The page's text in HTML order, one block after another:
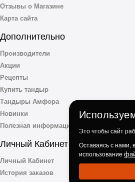
Отзывы о Магазине
Карта сайта
Дополнительно
Производители
Акции
Рецепты
Купить тандыр
Тандыры Амфора
Новинки
Полезная информация
Личный Кабинет
Личный Кабинет
История заказов
Это чтобы сайт
Оставаясь с нами,
использование